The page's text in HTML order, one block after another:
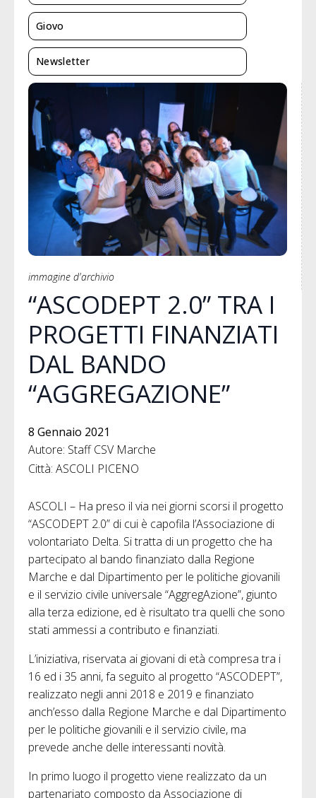
immagine d'archivio
“ASCODEPT 2.0” TRA I
PROGETTI FINANZIATI
DAL BANDO
“AGGREGAZIONE”
8 Gennaio 2021
Autore: Staff CSV Marche
Città: ASCOLI PICENO
ASCOLI – Ha preso il via nei giorni scorsi il progetto
“ASCODEPT 2.0” di cui è capofila l’Associazione di
volontariato Delta. Si tratta di un progetto che ha
partecipato al bando finanziato dalla Regione
Marche e dal Dipartimento per le politiche giovanili
e il servizio civile universale “AggregAzione”, giunto
alla terza edizione, ed è risultato tra quelli che sono
stati ammessi a contributo e finanziati.
L’iniziativa, riservata ai giovani di età compresa tra i
16 ed i 35 anni, fa seguito al progetto “ASCODEPT”,
realizzato negli anni 2018 e 2019 e finanziato
anch’esso dalla Regione Marche e dal Dipartimento
per le politiche giovanili e il servizio civile, ma
prevede anche delle interessanti novità.
In primo luogo il progetto viene realizzato da un
partenariato composto da Associazione di
Giovo
Newsletter